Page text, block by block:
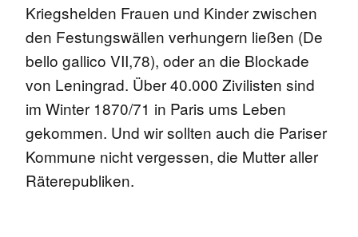
Kriegshelden Frauen und Kinder zwischen
den Festungswällen verhungern ließen (De
bello gallico VII,78), oder an die Blockade
von Leningrad. Über 40.000 Zivilisten sind
im Winter 1870/71 in Paris ums Leben
gekommen. Und wir sollten auch die Pariser
Kommune nicht vergessen, die Mutter aller
Räterepubliken.